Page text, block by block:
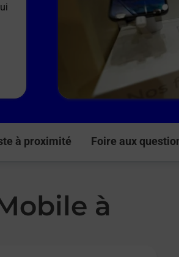
à proximité Foire aux
à